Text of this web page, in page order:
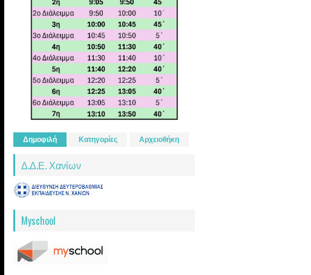
Δημοφιλή Κατηγορίες Αρχειοθήκη
Δ.Δ.Ε. Χανίων
Myschool